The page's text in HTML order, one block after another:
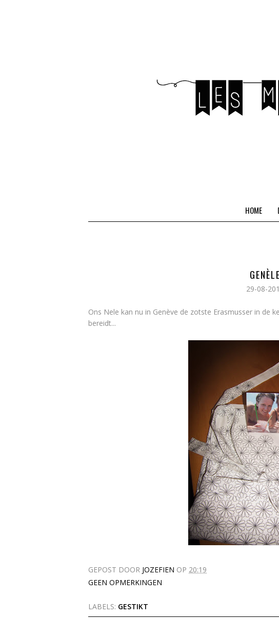
HOME
GENÈLE
29-08-
Ons Nele kan nu in Genève de zotste Erasmusser in de
bereidt...
GEPOST DOOR JOZEFIEN OP 20:19
GEEN OPMERKINGEN
LABELS: GESTIKT